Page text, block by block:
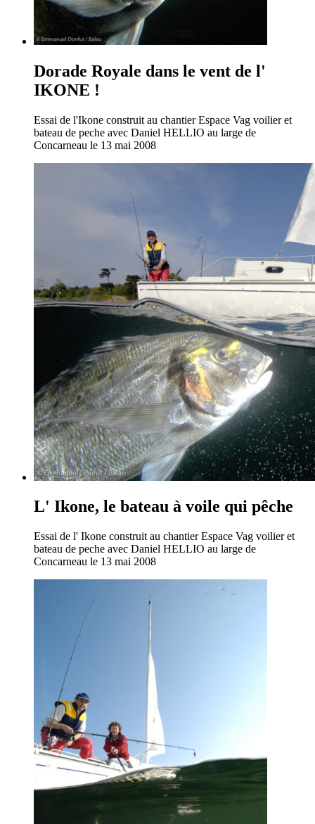
Dorade Royale dans le vent de l'
IKONE !
Essai de l'Ikone construit au chantier Espace Vag voilier et
bateau de peche avec Daniel HELLIO au large de
Concarneau le 13 mai 2008
L' Ikone, le bateau à voile qui pêche
Essai de l' Ikone construit au chantier Espace Vag voilier et
bateau de peche avec Daniel HELLIO au large de
Concarneau le 13 mai 2008